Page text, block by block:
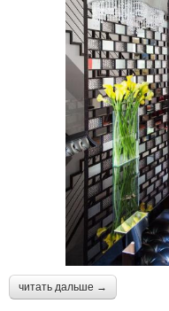
читать дальше →